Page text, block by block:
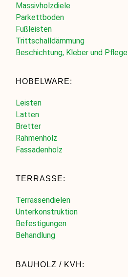
Massivholzdiele
Parkettboden
Fußleisten
Trittschalldämmung
Beschichtung, Kleber und Pflege
HOBELWARE:
Leisten
Latten
Bretter
Rahmenholz
Fassadenholz
TERRASSE:
Terrassendielen
Unterkonstruktion
Befestigungen
Behandlung
BAUHOLZ / KVH: